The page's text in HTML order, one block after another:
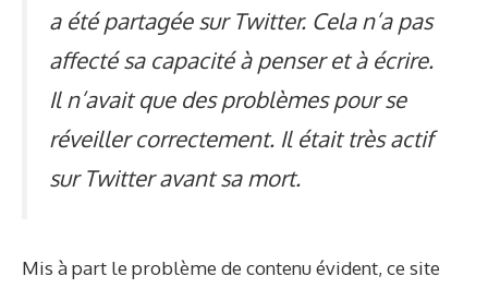
a été partagée sur Twitter. Cela n’a pas
affecté sa capacité à penser et à écrire.
Il n’avait que des problèmes pour se
réveiller correctement. Il était très actif
sur Twitter avant sa mort.
Mis à part le problème de contenu évident, ce site